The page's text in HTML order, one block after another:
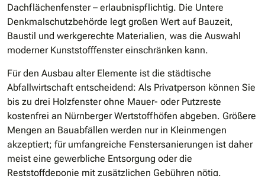
Dachflächenfenster – erlaubnispflichtig. Die Untere
Denkmalschutzbehörde legt großen Wert auf Bauzeit,
Baustil und werkgerechte Materialien, was die Auswahl
moderner Kunststofffenster einschränken kann.
Für den Ausbau alter Elemente ist die städtische
Abfallwirtschaft entscheidend: Als Privatperson können Sie
bis zu drei Holzfenster ohne Mauer- oder Putzreste
kostenfrei an Nürnberger Wertstoffhöfen abgeben. Größere
Mengen an Bauabfällen werden nur in Kleinmengen
akzeptiert; für umfangreiche Fenstersanierungen ist daher
meist eine gewerbliche Entsorgung oder die
Reststoffdeponie mit zusätzlichen Gebühren nötig.